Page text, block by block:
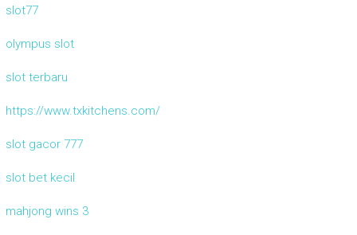
slot77
olympus slot
slot terbaru
https://www.txkitchens.com/
slot gacor 777
slot bet kecil
mahjong wins 3